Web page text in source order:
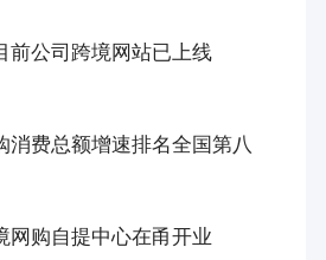
前公司跨境网站已上线
消费总额增速排名全国第八
网购自提中心在甬开业